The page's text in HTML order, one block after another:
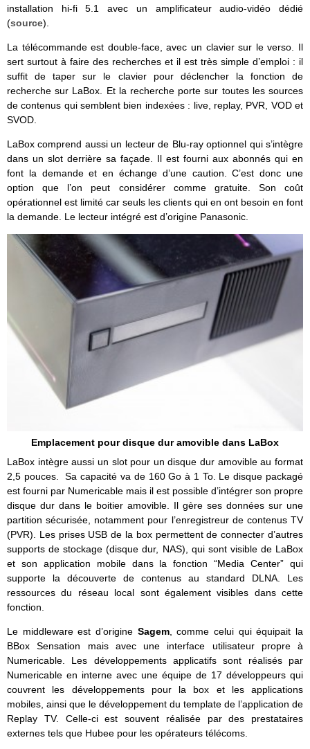
installation hi-fi 5.1 avec un amplificateur audio-vidéo dédié
(source).
La télécommande est double-face, avec un clavier sur le verso. Il
sert surtout à faire des recherches et il est très simple d’emploi : il
suffit de taper sur le clavier pour déclencher la fonction de
recherche sur LaBox. Et la recherche porte sur toutes les sources
de contenus qui semblent bien indexées : live, replay, PVR, VOD et
SVOD.
LaBox comprend aussi un lecteur de Blu-ray optionnel qui s’intègre
dans un slot derrière sa façade. Il est fourni aux abonnés qui en
font la demande et en échange d’une caution. C’est donc une
option que l’on peut considérer comme gratuite. Son coût
opérationnel est limité car seuls les clients qui en ont besoin en font
la demande. Le lecteur intégré est d’origine Panasonic.
Emplacement pour disque dur amovible dans LaBox
LaBox intègre aussi un slot pour un disque dur amovible au format
2,5 pouces. Sa capacité va de 160 Go à 1 To. Le disque packagé
est fourni par Numericable mais il est possible d’intégrer son propre
disque dur dans le boitier amovible. Il gère ses données sur une
partition sécurisée, notamment pour l’enregistreur de contenus TV
(PVR). Les prises USB de la box permettent de connecter d’autres
supports de stockage (disque dur, NAS), qui sont visible de LaBox
et son application mobile dans la fonction “Media Center” qui
supporte la découverte de contenus au standard DLNA. Les
ressources du réseau local sont également visibles dans cette
fonction.
Le middleware est d’origine Sagem, comme celui qui équipait la
BBox Sensation mais avec une interface utilisateur propre à
Numericable. Les développements applicatifs sont réalisés par
Numericable en interne avec une équipe de 17 développeurs qui
couvrent les développements pour la box et les applications
mobiles, ainsi que le développement du template de l’application de
Replay TV. Celle-ci est souvent réalisée par des prestataires
externes tels que Hubee pour les opérateurs télécoms.